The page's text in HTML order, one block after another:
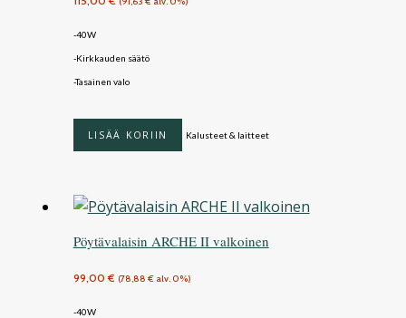
-40W
-Kirkkauden säätö
-Tasainen valo
LISÄÄ KORIIN Kalusteet & laitteet
Pöytävalaisin ARCHE II valkoinen
99,00€ (78,88 €alv. 0%)
-40W